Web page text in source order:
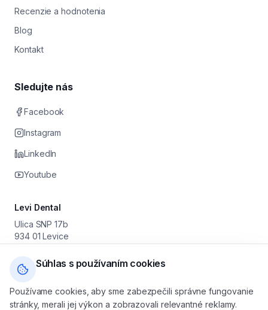
Recenzie a hodnotenia
Blog
Kontakt
Sledujte nás
Facebook
Instagram
LinkedIn
Youtube
Levi Dental
Ulica SNP 17b
934 01 Levice
IČO: 55 630 251 · DIČ: 2122046179 · IČ DPH: SK2122046179
+421 905 616 800
levicedental@gmail.com
Súhlas s používaním cookies
Používame cookies, aby sme zabezpečili správne fungovanie
stránky, merali jej výkon a zobrazovali relevantné reklamy.